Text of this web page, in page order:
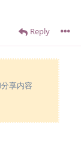
Reply
享内容